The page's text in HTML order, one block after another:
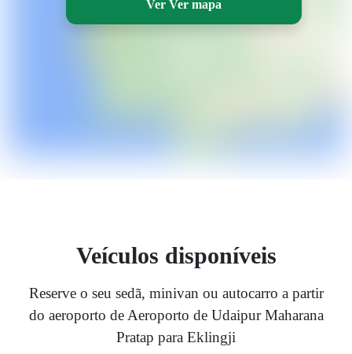
Ver Ver mapa
Veículos disponíveis
Reserve o seu sedã, minivan ou autocarro a partir
do aeroporto de Aeroporto de Udaipur Maharana
Pratap para Eklingji